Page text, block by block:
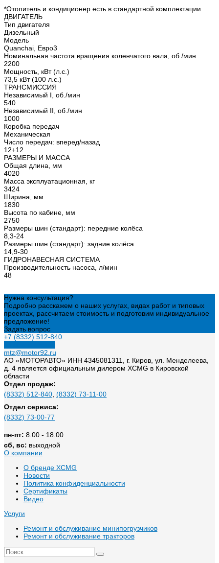
*Отопитель и кондиционер есть в стандартной комплектации
ДВИГАТЕЛЬ
Тип двигателя
Дизельный
Модель
Quanchai, Евро3
Номинальная частота вращения коленчатого вала, об./мин
2200
Мощность, кВт (л.с.)
73,5 кВт (100 л.с.)
ТРАНСМИССИЯ
Независимый I, об./мин
540
Независимый II, об./мин
1000
Коробка передач
Механическая
Число передач: вперед/назад
12+12
РАЗМЕРЫ И МАССА
Общая длина, мм
4020
Масса эксплуатационная, кг
3424
Ширина, мм
1830
Высота по кабине, мм
2750
Размеры шин (стандарт): передние колёса
8,3-24
Размеры шин (стандарт): задние колёса
14,9-30
ГИДРОНАВЕСНАЯ СИСТЕМА
Производительность насоса, л/мин
48
Нужна консультация?
Подробно расскажем о наших услугах, видах работ и типовых
проектах, рассчитаем стоимость и подготовим индивидуальное
предложение!
Задать вопрос
+7 (8332) 512-840
mtz@motor92.ru
АО «МОТОРАВТО» ИНН 4345081311, г. Киров, ул. Менделеева,
д. 4 является официальным дилером XCMG в Кировской
области
Отдел продаж:
(8332) 512-840, (8332) 73-11-00
Отдел сервиса:
(8332) 73-00-77
пн-пт: 8:00 - 18:00
сб, вс: выходной
О компании
О бренде XCMG
Новости
Политика конфиденциальности
Сертификаты
Видео
Услуги
Ремонт и обслуживание минипогрузчиков
Ремонт и обслуживание тракторов